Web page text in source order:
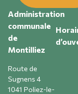
Administration
communale
de
Montilliez
Route de
Sugnens 4
1041 Poliez-le-